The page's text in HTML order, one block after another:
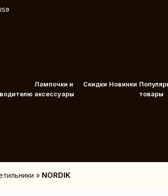
Лампочки и
аксессуары
Скидки Новинки
товары
» NORDIK